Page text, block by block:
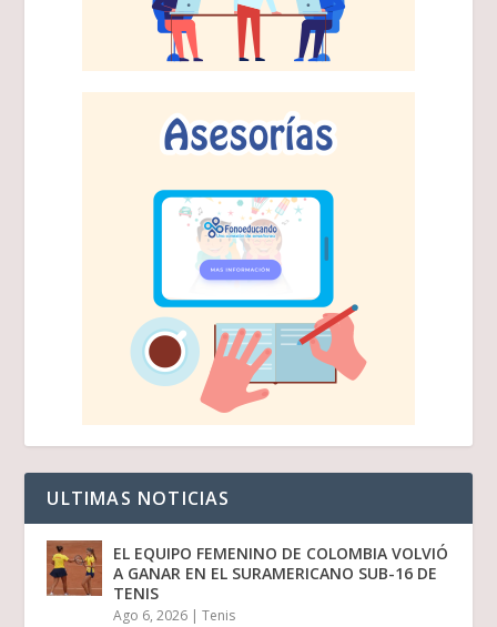
ULTIMAS NOTICIAS
EL EQUIPO FEMENINO DE COLOMBIA VOLVIÓ
A GANAR EN EL SURAMERICANO SUB-16 DE
TENIS
Ago 6, 2026 |Tenis